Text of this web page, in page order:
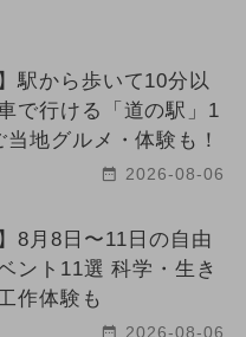
駅から歩いて10分以
で行ける「道の駅」1
当地グルメ・体験も！
2026-08-06
8月8日〜11日の自由
ント11選 科学・生き
作体験も
2026-08-06